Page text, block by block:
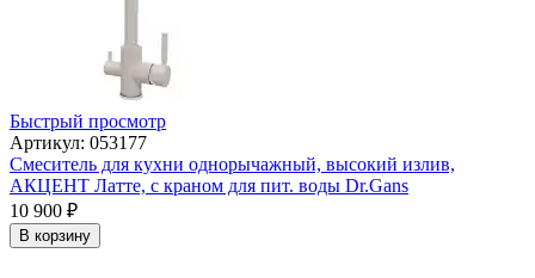
Быстрый просмотр
Артикул: 053177
Смеситель для кухни однорычажный, высокий излив,
АКЦЕНТ Латте, с краном для пит. воды Dr.Gans
10 900 ₽
В корзину